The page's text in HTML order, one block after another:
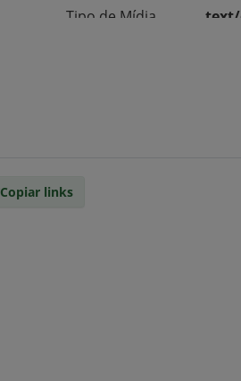
Tipo de Mídia
text/
Copiar links